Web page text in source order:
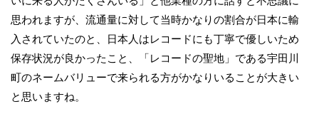
思われますが、流通量に対して当時かなりの割合が日本に輸
入されていたのと、日本人はレコードにも丁寧で優しいため
保存状況が良かったこと、「レコードの聖地」である宇田川
町のネームバリューで来られる方がかなりいることが大きい
と思いますね。